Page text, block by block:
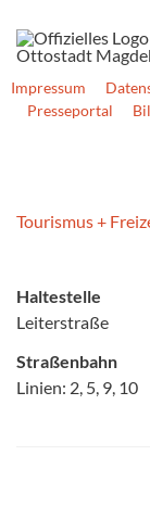
Impressum
Presseportal
Tourismus +
Haltestelle
Leiterstraße
Straßenbahn
Linien: 2, 5, 9, 10